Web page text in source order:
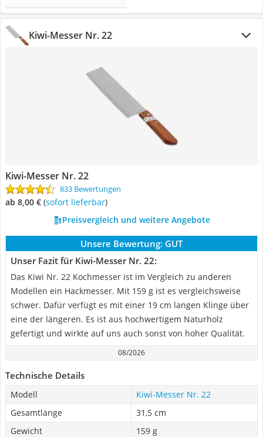
Kiwi-Messer Nr. 22
Kiwi-Messer Nr. 22
833 Bewertungen
ab 8,00 € ( Sofort lieferbar)
Preisvergleich und weitere Angebote
Unsere Bewertung: GUT
Unser Fazit für Kiwi-Messer Nr. 22:
Das Kiwi Nr. 22 Kochmesser ist im Vergleich zu anderen
Modellen ein Hackmesser. Mit 159 g ist es vergleichsweise
schwer. Dafür verfügt es mit einer 19 cm langen Klinge über
eine der längeren. Es ist aus hochwertigem Naturholz
gefertigt und wirkte auf uns auch sonst von hoher Qualität.
08/2026
Technische Details
Modell
Kiwi-Messer Nr. 22
Gesamtlänge
31,5 cm
Gewicht
159 g